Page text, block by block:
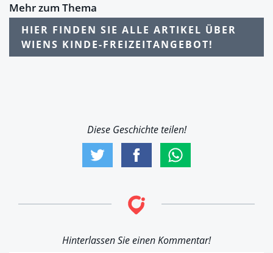
Mehr zum Thema
HIER FINDEN SIE ALLE ARTIKEL ÜBER
WIENS KINDE-FREIZEITANGEBOT!
Diese Geschichte teilen!
Hinterlassen Sie einen Kommentar!